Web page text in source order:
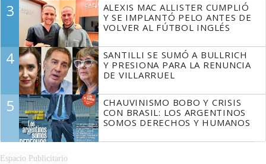
3
ALEXIS MAC ALLISTER CUMPLIÓ
Y SE IMPLANTÓ PELO ANTES DE
VOLVER AL FÚTBOL INGLÉS
4
SANTILLI SE SUMÓ A BULLRICH
Y PRESIONA PARA LA RENUNCIA
DE VILLARRUEL
5
CHAUVINISMO BOBO Y CRISIS
CON BRASIL: LOS ARGENTINOS
SOMOS DERECHOS Y HUMANOS
Espacio Publicitario